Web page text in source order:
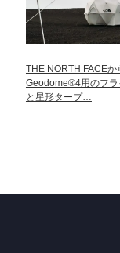
THE NORTH FACEか
Geodome®4用のフラ
と星形タープ…